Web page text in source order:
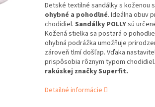
Detské textilné sandálky s koženou
ohybné a pohodlné. Ideálna obuv
chodidiel. Sandálky POLLYsú
Kožená stielka sa postará o
ohybná podrážka umožňuje
zároveň tlmí došľap. Vďaka
prispôsobia rôznym typom
rakúskej značky Superfit.
Detailné informácie